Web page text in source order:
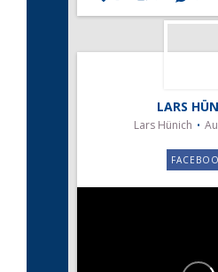
LARS
Lars Hünich